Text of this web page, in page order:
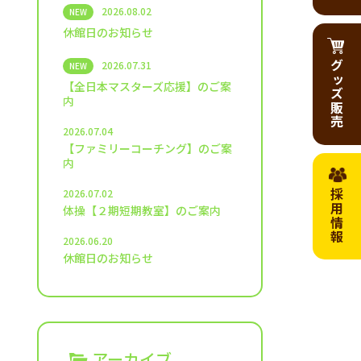
グッズ販売
採用情報
NEW 2026.08.02
休館日のお知らせ
NEW 2026.07.31
【全日本マスターズ応援】のご案
内
2026.07.04
【ファミリーコーチング】のご案
内
2026.07.02
体操【２期短期教室】のご案内
2026.06.20
休館日のお知らせ